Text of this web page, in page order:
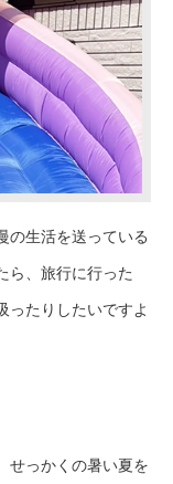
の生活を送っている
ら、旅行に行った
ったりしたいですよ
せっかくの暑い夏を